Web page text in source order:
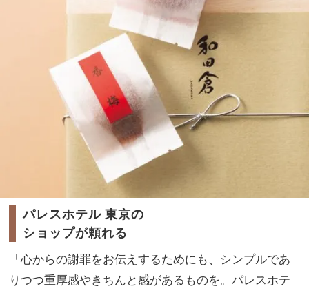
パレスホテル 東京の
ショップが頼れる
「心からの謝罪をお伝えするためにも、シンプルであ
りつつ重厚感やきちんと感があるものを。パレスホテ